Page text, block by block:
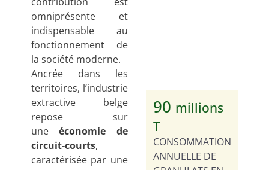
omniprésente et
indispensable au
fonctionnement de
la société moderne.
Ancrée dans les
territoires, l’industrie
extractive belge
repose sur
une économie de
circuit-courts,
caractérisée par une
90 millions
T
CONSOMMATION
ANNUELLE DE